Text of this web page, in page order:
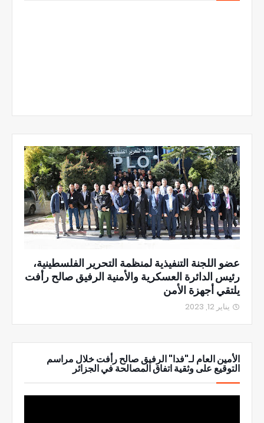
عضو اللجنة التنفيذية لمنظمة التحرير الفلسطينية،
رئيس الدائرة العسكرية والأمنية الرفيق صالح رأفت
يلتقي أجهزة الأمن
يناير 12, 2023
الأمين العام لـ"فدا" الرفيق صالح رأفت خلال مراسم
التوقيع على وثقية اتفاق المصالحة في الجزائر